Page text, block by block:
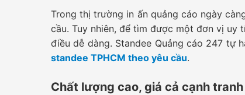
Trong thị trường in ấn quảng cáo ngày
cầu. Tuy nhiên, để tìm được một đơn vị uy
điều dễ dàng. Standee Quảng cáo 247 tự
standee TPHCM theo yêu cầu.
Chất lượng cao, giá cả cạnh tranh